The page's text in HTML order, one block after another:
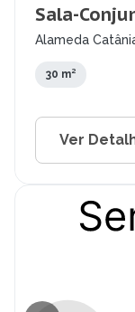
Sala-
Alameda
30 m²
Ver